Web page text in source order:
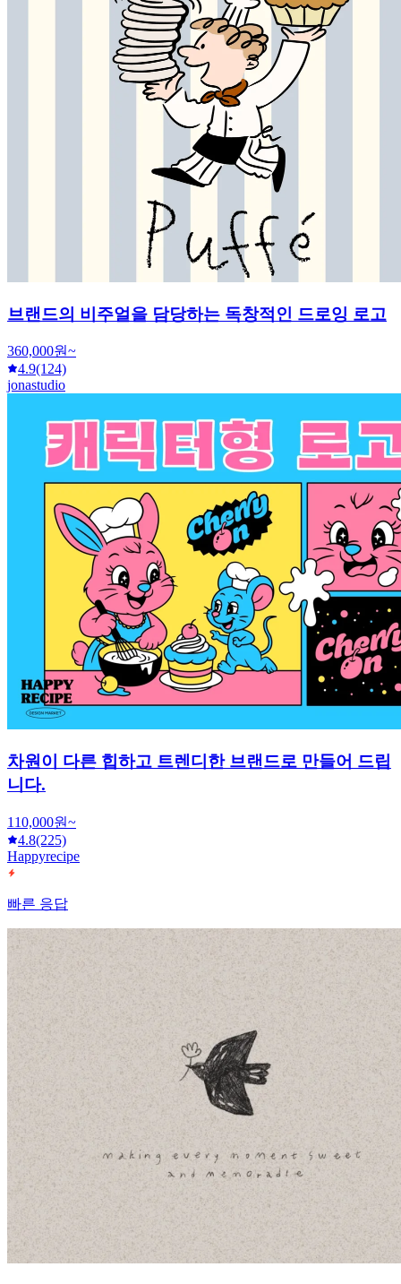
브랜드의 비주얼을 담당하는 독창적인 드로잉 로고
360,000원~
4.9(124)
jonastudio
차원이 다른 힙하고 트렌디한 브랜드로 만들어 드립
니다.
110,000원~
4.8(225)
Happyrecipe
빠른 응답